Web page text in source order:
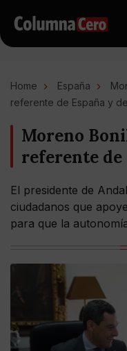
Home España
referente de España y
Moreno
referente de
El presidente de
ciudadanos que
para que la